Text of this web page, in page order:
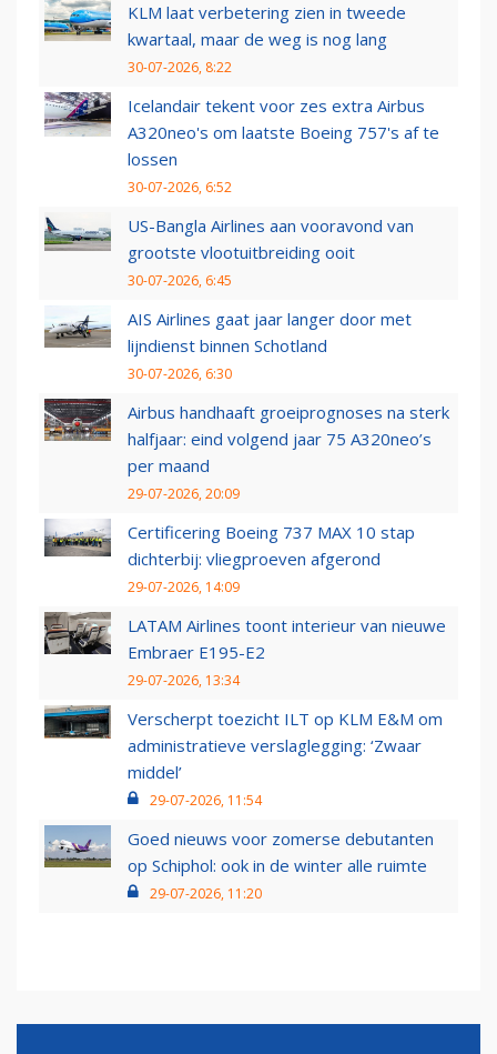
KLM laat verbetering zien in tweede
kwartaal, maar de weg is nog lang
30-07-2026, 8:22
Icelandair tekent voor zes extra Airbus
A320neo's om laatste Boeing 757's af te
lossen
30-07-2026, 6:52
US-Bangla Airlines aan vooravond van
grootste vlootuitbreiding ooit
30-07-2026, 6:45
AIS Airlines gaat jaar langer door met
lijndienst binnen Schotland
30-07-2026, 6:30
Airbus handhaaft groeiprognoses na sterk
halfjaar: eind volgend jaar 75 A320neo’s
per maand
29-07-2026, 20:09
Certificering Boeing 737 MAX 10 stap
dichterbij: vliegproeven afgerond
29-07-2026, 14:09
LATAM Airlines toont interieur van nieuwe
Embraer E195-E2
29-07-2026, 13:34
Verscherpt toezicht ILT op KLM E&M om
administratieve verslaglegging: ‘Zwaar
middel’
29-07-2026, 11:54
Goed nieuws voor zomerse debutanten
op Schiphol: ook in de winter alle ruimte
29-07-2026, 11:20